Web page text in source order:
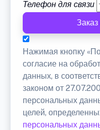
Телефон для связи
Нажимая кнопку
согласие на
данных, в
законом от
персональных
целей,
персональных